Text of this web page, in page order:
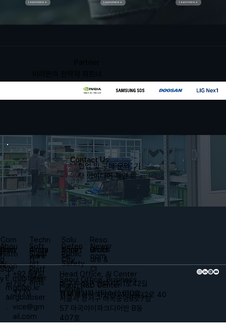
Learn more → Learn more → Learn more →
Contact Us
​협업 및 구매 문의, 기
타 아이디어 제안 등
Com
pany
Techn
ology
Solu
tions
Reso
urces
Abou
t
Arion
Bran
d
Stor
y
Soft
ware
Histo
ry
Aircra
ft
Platf
orm
Defen
se
Newsr
oom
Supp
ort
Syst
ems
Smart
City
Public
Safety
Broch
ure &
CI
E
m
ail
.
T
el
.
+82 53
792
3770
master@r
gblab.kr
rgblabser
vice@gm
ail.com
Head Office, AI Center
대구 수성구 알파시티1로42길
11 태왕알파시티수성 610호
Seoul Office, Business
Center
서울시 강서구 마곡중앙8로7길
57 마곡아이파크디어반 B동
407호
Plant, R&D Center
경북 경산시 자인면 자인공단2로 40